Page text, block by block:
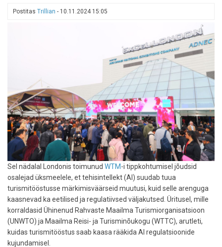
Elektroonilise
Postitas Trillian - 10.11.2024 15:05
Sel nädalal Londonis toimunud WTM-i tippkohtumisel jõudsid
osalejad üksmeelele, et tehisintellekt (AI) suudab tuua
turismitööstusse märkimisväärseid muutusi, kuid selle arenguga
kaasnevad ka eetilised ja regulatiivsed väljakutsed. Üritusel, mille
korraldasid Ühinenud Rahvaste Maailma Turismiorganisatsioon
(UNWTO) ja Maailma Reisi- ja Turisminõukogu (WTTC), arutleti,
kuidas turismitööstus saab kaasa rääkida AI regulatsioonide
kujundamisel.